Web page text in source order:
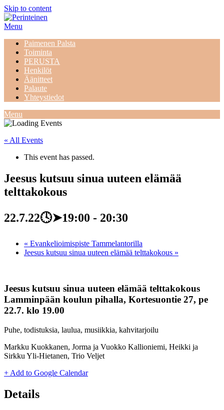
Skip to content
Menu
Paimenen Palsta
Toiminta
PERUSTA
Henkilöt
Äänitteet
Palaute
Yhteystiedot
Menu
« All Events
This event has passed.
Jeesus kutsuu sinua uuteen elämää
telttakokous
22.7.22🕓➤19:00 - 20:30
« Evankelioimispiste Tammelantorilla
Jeesus kutsuu sinua uuteen elämää telttakokous »
Jeesus kutsuu sinua uuteen elämää telttakokous
Lamminpään koulun pihalla, Kortesuontie 27, pe
22.7. klo 19.00
Puhe, todistuksia, laulua, musiikkia, kahvitarjoilu
Markku Kuokkanen, Jorma ja Vuokko Kallioniemi, Heikki ja
Sirkku Yli-Hietanen, Trio Veljet
+ Add to Google Calendar
Details